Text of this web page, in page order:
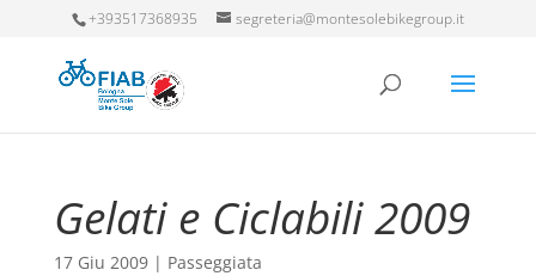
+393517368935 segreteria@montesolebikegroup.it
Gelati e Ciclabili 2009
17 Giu 2009| Passeggiata